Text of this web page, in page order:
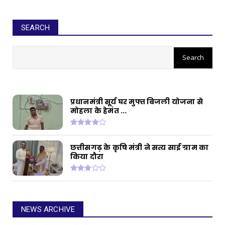
SEARCH
सीईओ ने घोटाले कर बनाई करोड़ों की
प्रधानमंत्री सूर्य घर मुफ्त बिजली योजना से
मोहला के हेमंत ...
छत्तीसगढ़ के कृषि मंत्री ने सत्य साई ग्राम का
किया दौरा
NEWS ARCHIVE